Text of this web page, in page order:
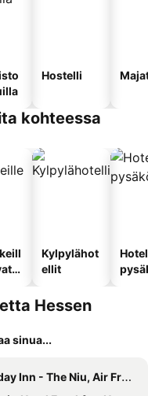
Hostelli
kohteessa
Kylpylähot
ellit
Hessen
sinua...
- The Niu, Air Frankfurt Messe By Ihg